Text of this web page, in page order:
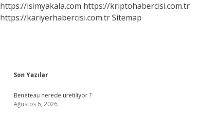
https://isimyakala.com https://kriptohabercisi.com.tr
https://kariyerhabercisi.com.trSitemap
Sidebar
Son Yazılar
Beneteau nerede üretiliyor ?
Ağustos 6, 2026